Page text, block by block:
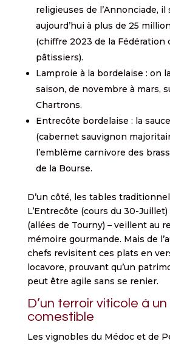
religieuses de l’Annonciade, il
aujourd’hui à plus de 25
(chiffre 2023 de la Fédération
pâtissiers).
Lamproie à la bordelaise : on
saison, de novembre à mars,
Chartrons.
Entrecôte bordelaise : la
(cabernet sauvignon
l’emblème carnivore des
de la Bourse.
D’un côté, les tables
L’Entrecôte (cours du 30-
(allées de Tourny) – veillent au
mémoire gourmande. Mais de
chefs revisitent ces plats en
locavore, prouvant qu’un
peut être agile sans se renier.
D’un terroir viticole à
comestible
Les vignobles du Médoc et de